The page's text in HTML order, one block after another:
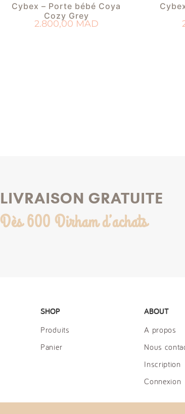
Cybex – Porte bébé Coya
Cozy Grey
2.800,00 MAD
LIVRAISON GRATUITE
Dès 600 Dirham d’achats
SHOP
Produits
Panier
ABOUT
A propos
Nous
Inscription
Connexion